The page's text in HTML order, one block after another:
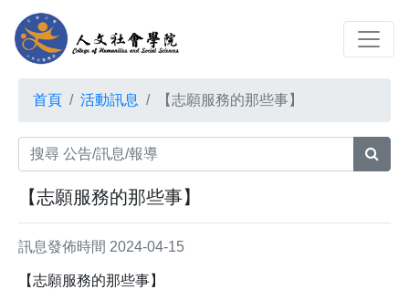
首頁 活動訊息 【志願服務的那些事】
【志願服務的那些事】
訊息發佈時間 2024-04-15
【志願服務的那些事】